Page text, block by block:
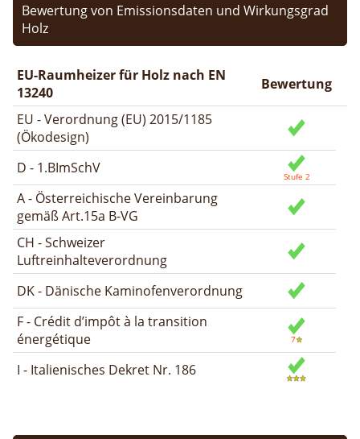
Bewertung von Emissionsdaten und Wirkungsgrad
Holz
EU-Raumheizer für Holz nach EN
13240
Bewertung
EU - Verordnung (EU) 2015/1185
(Ökodesign)
D - 1.BImSchV
A - Österreichische Vereinbarung
gemäß Art.15a B-VG
CH - Schweizer
Luftreinhalteverordnung
DK - Dänische Kaminofenverordnung
F - Crédit d’impôt à la transition
énergétique
I - Italienisches Dekret Nr. 186